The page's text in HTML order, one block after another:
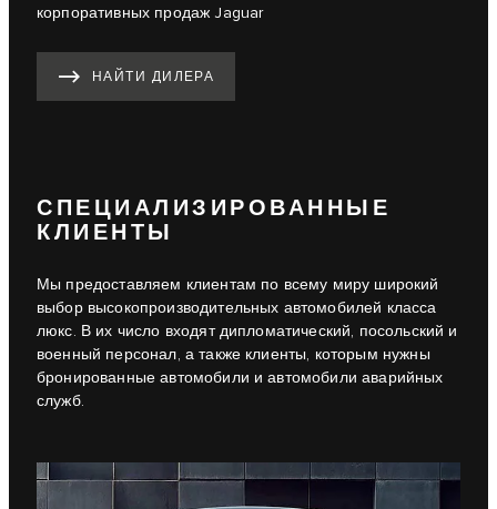
корпоративных продаж Jaguar
НАЙТИ ДИЛЕРА
СПЕЦИАЛИЗИРОВАННЫЕ
КЛИЕНТЫ
Мы предоставляем клиентам по всему миру широкий
выбор высокопроизводительных автомобилей класса
люкс. В их число входят дипломатический, посольский и
военный персонал, а также клиенты, которым нужны
бронированные автомобили и автомобили аварийных
служб.